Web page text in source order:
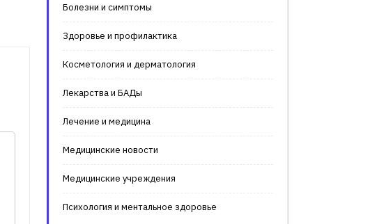
Болезни и симптомы
Здоровье и профилактика
Косметология и дерматология
Лекарства и БАДы
Лечение и медицина
Медицинские новости
Медицинские учреждения
Психология и ментальное здоровье